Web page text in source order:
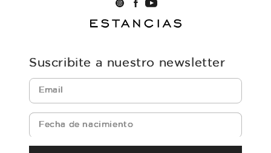
Suscribite a nuestro newsletter